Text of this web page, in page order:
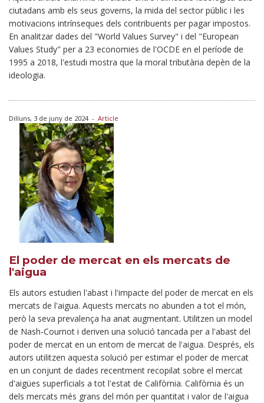
ciutadans amb els seus governs, la mida del sector públic i les
motivacions intrínseques dels contribuents per pagar impostos.
En analitzar dades del "World Values Survey" i del "European
Values Study" per a 23 economies de l'OCDE en el període de
1995 a 2018, l'estudi mostra que la moral tributària depèn de la
ideologia.
Dilluns, 3 de juny de 2024- Article
El poder de mercat en els mercats de
l'aigua
Els autors estudien l'abast i l'impacte del poder de mercat en els
mercats de l'aigua. Aquests mercats no abunden a tot el món,
però la seva prevalença ha anat augmentant. Utilitzen un model
de Nash-Cournot i deriven una solució tancada per a l'abast del
poder de mercat en un entorn de mercat de l'aigua. Després, els
autors utilitzen aquesta solució per estimar el poder de mercat
en un conjunt de dades recentment recopilat sobre el mercat
d'aigües superficials a tot l'estat de Califòrnia. Califòrnia és un
dels mercats més grans del món per quantitat i valor de l'aigua